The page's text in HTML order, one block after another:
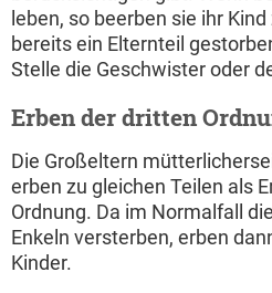
leben, so beerben sie ihr
bereits ein Elternteil
Stelle die Geschwister oder
Erben der dritten
Die Großeltern
erben zu gleichen Teilen als
Ordnung. Da im Normalfall
Enkeln versterben, erben
Kinder.